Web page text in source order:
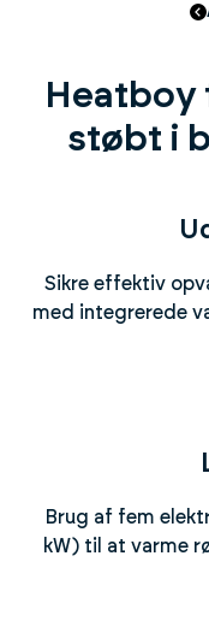
støbt i
Sikre effektiv
med integrerede
Brug af fem
kW) til at varme